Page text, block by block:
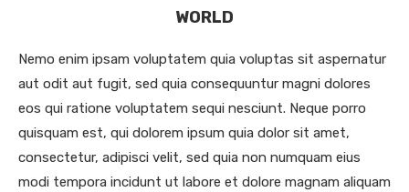
WORLD
Nemo enim ipsam voluptatem quia voluptas sit aspernatur
aut odit aut fugit, sed quia consequuntur magni dolores
eos qui ratione voluptatem sequi nesciunt. Neque porro
quisquam est, qui dolorem ipsum quia dolor sit amet,
consectetur, adipisci velit, sed quia non numquam eius
modi tempora incidunt ut labore et dolore magnam aliquam